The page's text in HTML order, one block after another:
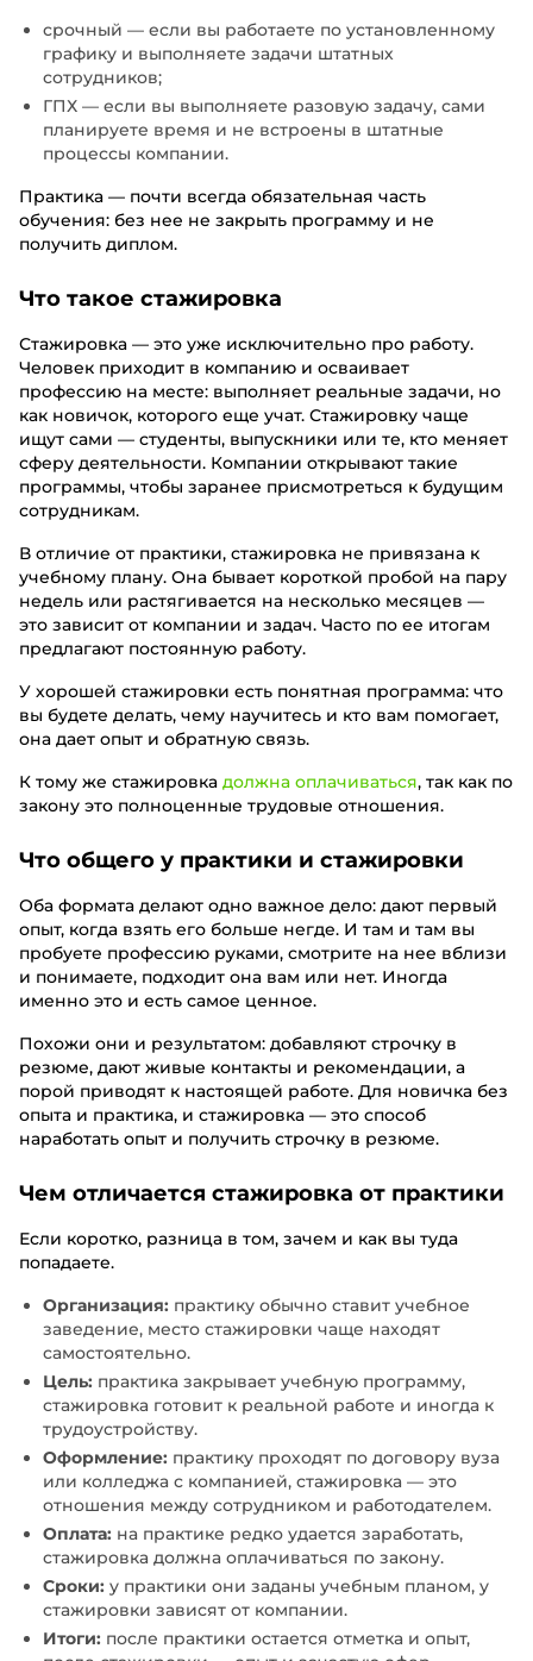
срочный — если вы работаете по установленному
графику и выполняете задачи штатных
сотрудников;
ГПХ — если вы выполняете разовую задачу, сами
планируете время и не встроены в штатные
процессы компании.
Практика — почти всегда обязательная часть
обучения: без нее не закрыть программу и не
получить диплом.
Что такое стажировка
Стажировка — это уже исключительно про работу.
Человек приходит в компанию и осваивает
профессию на месте: выполняет реальные задачи, но
как новичок, которого еще учат. Стажировку чаще
ищут сами — студенты, выпускники или те, кто меняет
сферу деятельности. Компании открывают такие
программы, чтобы заранее присмотреться к будущим
сотрудникам.
В отличие от практики, стажировка не привязана к
учебному плану. Она бывает короткой пробой на пару
недель или растягивается на несколько месяцев —
это зависит от компании и задач. Часто по ее итогам
предлагают постоянную работу.
У хорошей стажировки есть понятная программа: что
вы будете делать, чему научитесь и кто вам помогает,
она дает опыт и обратную связь.
К тому же стажировка должна оплачиваться, так как по
закону это полноценные трудовые отношения.
Что общего у практики и стажировки
Оба формата делают одно важное дело: дают первый
опыт, когда взять его больше негде. И там и там вы
пробуете профессию руками, смотрите на нее вблизи
и понимаете, подходит она вам или нет. Иногда
именно это и есть самое ценное.
Похожи они и результатом: добавляют строчку в
резюме, дают живые контакты и рекомендации, а
порой приводят к настоящей работе. Для новичка без
опыта и практика, и стажировка — это способ
наработать опыт и получить строчку в резюме.
Чем отличается стажировка от практики
Если коротко, разница в том, зачем и как вы туда
попадаете.
Организация: практику обычно ставит учебное
заведение, место стажировки чаще находят
самостоятельно.
Цель: практика закрывает учебную программу,
стажировка готовит к реальной работе и иногда к
трудоустройству.
Оформление: практику проходят по договору вуза
или колледжа с компанией, стажировка — это
отношения между сотрудником и работодателем.
Оплата: на практике редко удается заработать,
стажировка должна оплачиваться по закону.
Сроки: у практики они заданы учебным планом, у
стажировки зависят от компании.
Итоги: после практики остается отметка и опыт,